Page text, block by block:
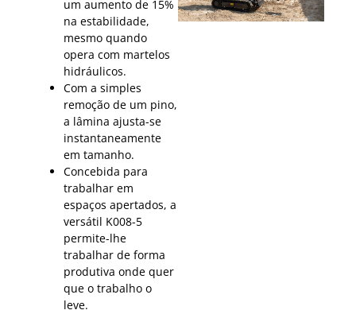
um aumento de 15%
na estabilidade,
mesmo quando
opera com martelos
hidráulicos.
Com a simples
remoção de um pino,
a lâmina ajusta-se
instantaneamente
em tamanho.
Concebida para
trabalhar em
espaços apertados, a
versátil K008-5
permite-lhe
trabalhar de forma
produtiva onde quer
que o trabalho o
leve.